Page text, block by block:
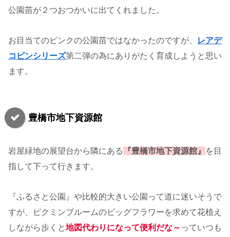
公園苗が２つおつかいに出てくれました。
お目当てのピンクの公園苗ではなかったのですが、
レアデ
コピンシリーズ第二弾の為にありがたく育成しようと思い
ます。
豊橋市地下資源館
岩屋緑地の展望台から隣にある 『豊橋市地下資源館』
を目
指して下って行きます。
『ふるさと公園』や比較的大きい公園って道に迷いそうで
すが、ピクミンブルームのビッグフラワーを求めて花植え
しながら歩くと地図代わりになって便利だな～ っていつも